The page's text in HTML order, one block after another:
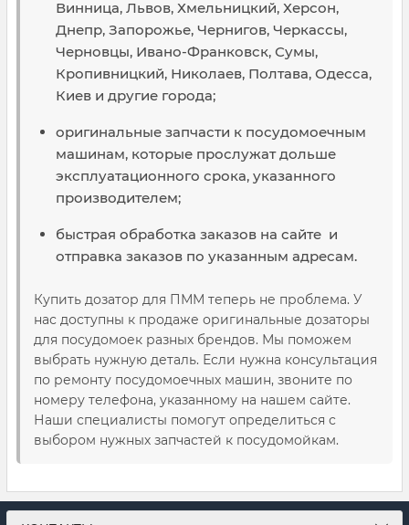
Винница, Львов, Хмельницкий, Херсон,
Днепр, Запорожье, Чернигов, Черкассы,
Черновцы, Ивано-Франковск, Сумы,
Кропивницкий, Николаев, Полтава, Одесса,
Киев и другие города;
оригинальные запчасти к посудомоечным
машинам, которые прослужат дольше
эксплуатационного срока, указанного
производителем;
быстрая обработка заказов на сайте и
отправка заказов по указанным адресам.
Купить дозатор для ПММ теперь не проблема. У
нас доступны к продаже оригинальные дозаторы
для посудомоек разных брендов. Мы поможем
выбрать нужную деталь. Если нужна консультация
по ремонту посудомоечных машин, звоните по
номеру телефона, указанному на нашем сайте.
Наши специалисты помогут определиться с
выбором нужных запчастей к посудомойкам.